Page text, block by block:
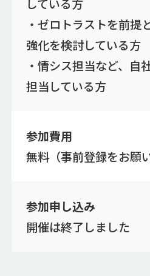
している方
・ゼロトラストを前提
強化を検討している方
・情シス担当など、自
担当している方
参加費用
無料（事前登録をお願
参加申し込み
開催は終了しました